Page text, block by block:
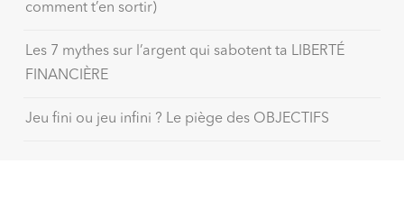
comment t’en sortir)
Les 7 mythes sur l’argent qui sabotent ta LIBERTÉ
FINANCIÈRE
Jeu fini ou jeu infini ? Le piège des OBJECTIFS